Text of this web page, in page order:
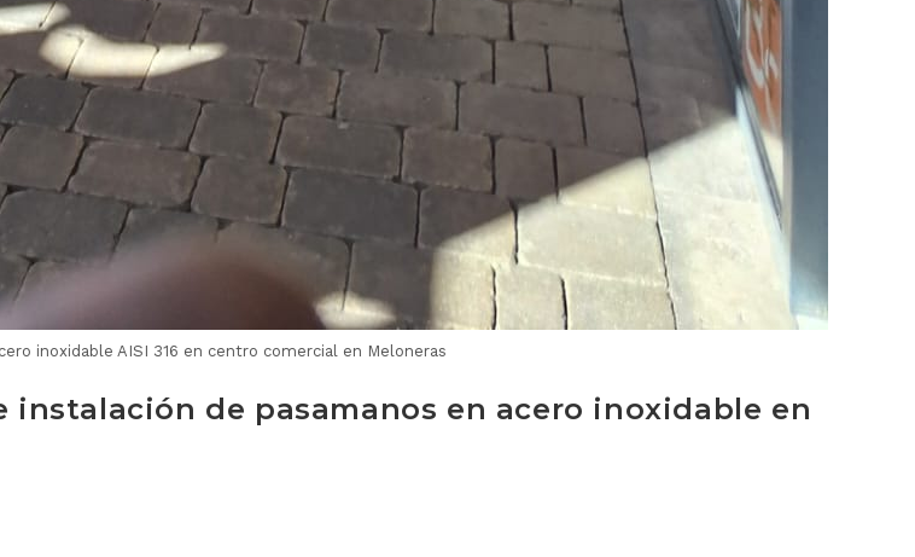
inoxidable AISI 316 en centro comercial en Meloneras
instalación de pasamanos en acero inoxidable en